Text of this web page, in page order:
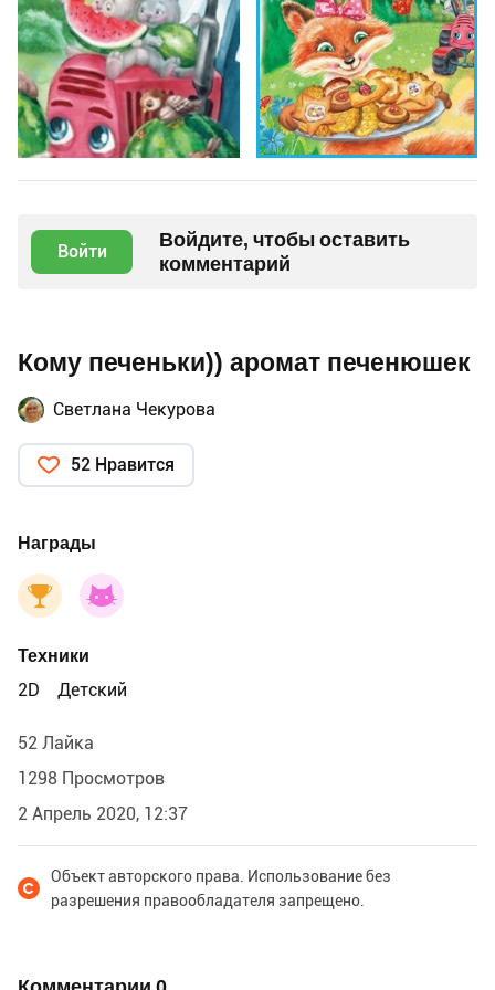
Войти
Войдите, чтобы оставить
комментарий
Кому печеньки)) аромат печенюшек
Светлана Чекурова
52 Нравится
Награды
Техники
2D
Детский
52 Лайка
1298 Просмотров
2 Апрель 2020, 12:37
Объект авторского права. Использование без
разрешения правообладателя запрещено.